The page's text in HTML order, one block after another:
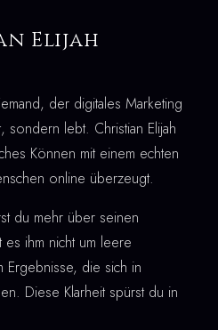
Elijah
der digitales Marketing
sondern lebt. Christian Elijah
Können mit einem echten
online überzeugt.
du mehr über seinen
ihm nicht um leere
die sich in
Diese Klarheit spürst du in